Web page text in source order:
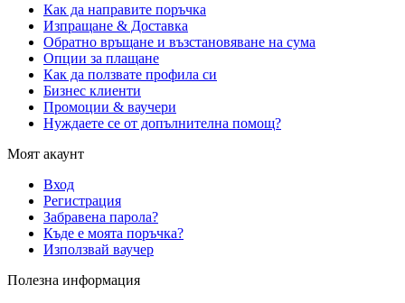
Как да направите поръчка
Изпращане & Доставка
Обратно връщане и възстановяване на сума
Опции за плащане
Как да ползвате профила си
Бизнес клиенти
Промоции & ваучери
Нуждаете се от допълнителна помощ?
Моят акаунт
Вход
Регистрация
Забравена парола?
Къде е моята поръчка?
Използвай ваучер
Полезна информация